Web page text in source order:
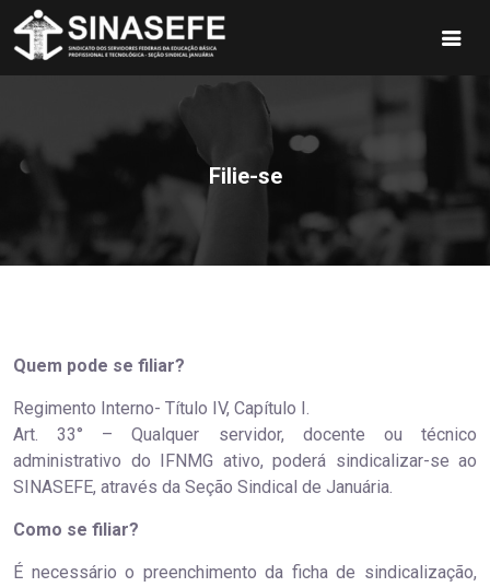
Filie-se
Quem pode se filiar?
Regimento Interno- Título IV, Capítulo I.
Art. 33° – Qualquer servidor, docente ou técnico
administrativo do IFNMG ativo, poderá sindicalizar-se ao
SINASEFE, através da Seção Sindical de Januária.
Como se filiar?
É necessário o preenchimento da ficha de sindicalização,